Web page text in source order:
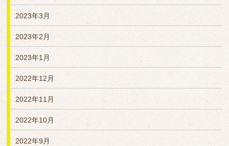
2023年3月
2023年2月
2023年1月
2022年12月
2022年11月
2022年10月
2022年9月